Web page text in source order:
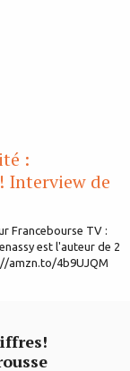
:
Interview de
Francebourse TV :
est l'auteur de 2
amzn.to/4b9UJQM